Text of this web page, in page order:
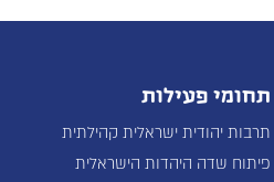
תחומי פעילות
תרבות יהודית ישראלית קהילתית
פיתוח שדה היהדות הישראלית